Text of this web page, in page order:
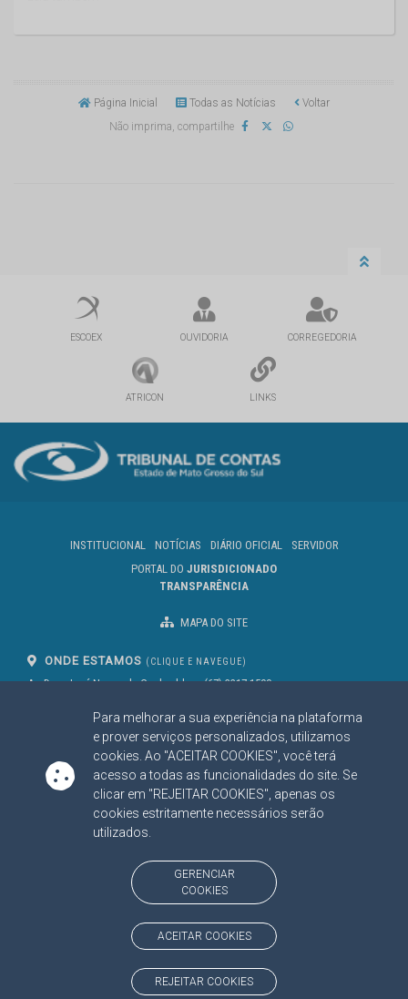
Para melhorar a sua experiência na plataforma
e prover serviços personalizados, utilizamos
cookies. Ao "ACEITAR COOKIES", você terá
acesso a todas as funcionalidades do site. Se
clicar em "REJEITAR COOKIES", apenas os
cookies estritamente necessários serão
utilizados.
GERENCIAR
COOKIES
ACEITAR COOKIES
REJEITAR COOKIES
Página Inicial Todas as Notícias
Voltar
Não imprima, compartilhe
ESCOEX OUVIDORIA CORREGEDORIA
ATRICON LINKS
INSTITUCIONAL NOTÍCIAS DIÁRIO OFICIAL
SERVIDOR
PORTAL DO JURISDICIONADO
TRANSPARÊNCIA
MAPA DO SITE
ONDE ESTAMOS (CLIQUE E NAVEGUE)
Av. Des. José Nunes da Cunha, bloco
Campo Grande/MS
CEP: 79031-310
(67) 3317-1500
SIGA NOSSAS REDES SOCIAIS
Linked InYoutube
Facebook
X
BAIXE NOSSO APLICATIVO
https://www.tce.ms.gov.br